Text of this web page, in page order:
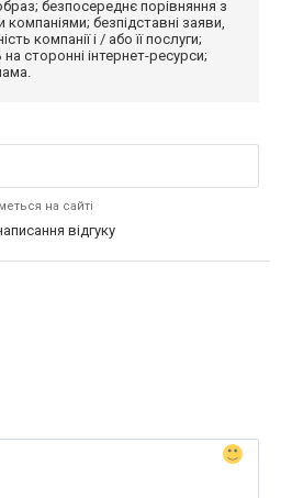
безпосереднє порівняння з
безпідставні заяви,
компанії і / або її послуги;
сторонні інтернет-ресурси;
на сайті
відгуку